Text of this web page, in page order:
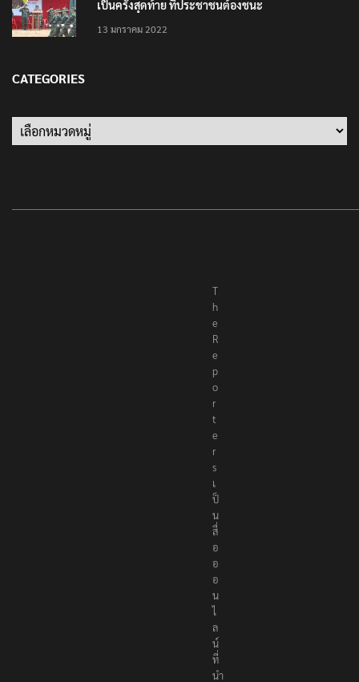
เป็นครั้งสุดท้าย ที่ประชาชนต้องชนะ
13 มกราคม 2022
CATEGORIES
T
h
e
R
e
p
o
r
t
e
r
s
เ
ป็
น
สื่
อ
อ
อ
น
ไ
ล
น์
ที่
นำ